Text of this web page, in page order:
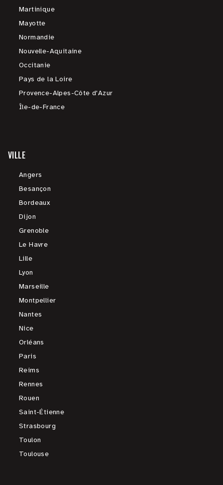
Martinique
Mayotte
Normandie
Nouvelle-Aquitaine
Occitanie
Pays de la Loire
Provence-Alpes-Côte d'Azur
Île-de-France
VILLE
Angers
Besançon
Bordeaux
Dijon
Grenoble
Le Havre
Lille
Lyon
Marseille
Montpellier
Nantes
Nice
Orléans
Paris
Reims
Rennes
Rouen
Saint-Étienne
Strasbourg
Toulon
Toulouse